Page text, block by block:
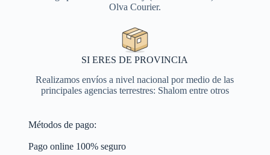
Olva Courier.
SI ERES DE PROVINCIA
Realizamos envíos a nivel nacional por medio de las
principales agencias terrestres: Shalom entre otros
Métodos de pago:
Pago online 100% seguro